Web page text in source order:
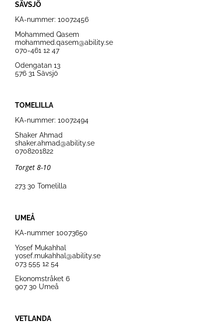
SÄVSJÖ
KA-nummer: 10072456
Mohammed Qasem
mohammed.qasem@ability.se
070-461 12 47
Odengatan 13
576 31 Sävsjö
TOMELILLA
KA-nummer: 10072494
Shaker Ahmad
shaker.ahmad@ability.se
0708201822
Torget 8-10
273 30 Tomelilla
UMEÅ
KA-nummer 10073650
Yosef Mukahhal
yosef.mukahhal@ability.se
073 555 12 54
Ekonomstråket 6
907 30 Umeå
VETLANDA